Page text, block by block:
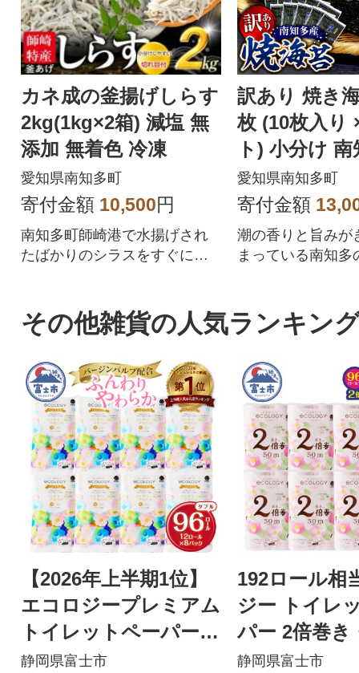
カネ成の釜揚げしらす
2kg(1kg×2箱) 減塩 無
添加 無着色 冷凍
愛知県南知多町
寄付金額 10,500円
南知多町師崎港で水揚げされ
たばかりのシラスをすぐに釜
訳あり 焼き
枚 (10枚入り
ト) 小分け
愛知県南知多町
寄付金額
潮の香りと旨みが
まっている南知多
その他雑貨の人気ランキン
【2026年上半期1位】
エコロジープレミアム
トイレットペーパー
ダブル 96ロール 日用
静岡県富士市
192ロール相
ジー トイレ
パー 2倍巻き
6ロール 日用
静岡県富士市